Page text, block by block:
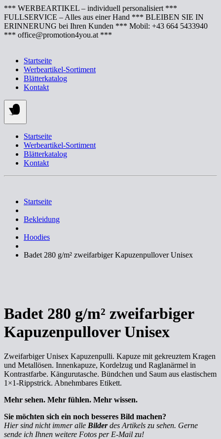
Springe
zum
Inhalt
*** WERBEARTIKEL – individuell personalisiert ***
FULLSERVICE – Alles aus einer Hand *** BLEIBEN SIE IN
ERINNERUNG bei Ihren Kunden *** Mobil: +43 664 5433940
*** office@promotion4you.at ***
Startseite
Werbeartikel-Sortiment
Blätterkatalog
Kontakt
Startseite
Werbeartikel-Sortiment
Blätterkatalog
Kontakt
Startseite
Bekleidung
Hoodies
Badet 280 g/m² zweifarbiger Kapuzenpullover Unisex
Badet 280 g/m² zweifarbiger
Kapuzenpullover Unisex
Zweifarbiger Unisex Kapuzenpulli. Kapuze mit gekreuztem Kragen
und Metallösen. Innenkapuze, Kordelzug und Raglanärmel in
Kontrastfarbe. Kängurutasche. Bündchen und Saum aus elastischem
1×1-Rippstrick. Abnehmbares Etikett.
Mehr sehen. Mehr fühlen. Mehr wissen.
Sie möchten sich ein noch besseres Bild machen?
Hier sind nicht immer alle Bilderdes Artikels zu sehen. Gerne
sende ich Ihnen weitere Fotos per E-Mail zu!